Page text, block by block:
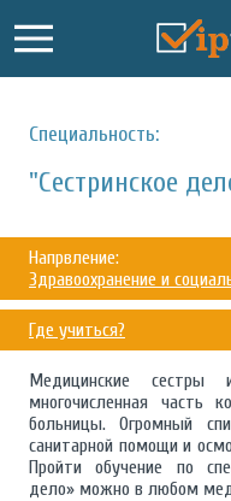
Специальность:
"Сестринское
Напрвление:
Здравоохранение и
Где учиться?
Медицинские
многочисленная часть
больницы. Огромный
санитарной помощи и
Пройти обучение по
дело» можно в любом